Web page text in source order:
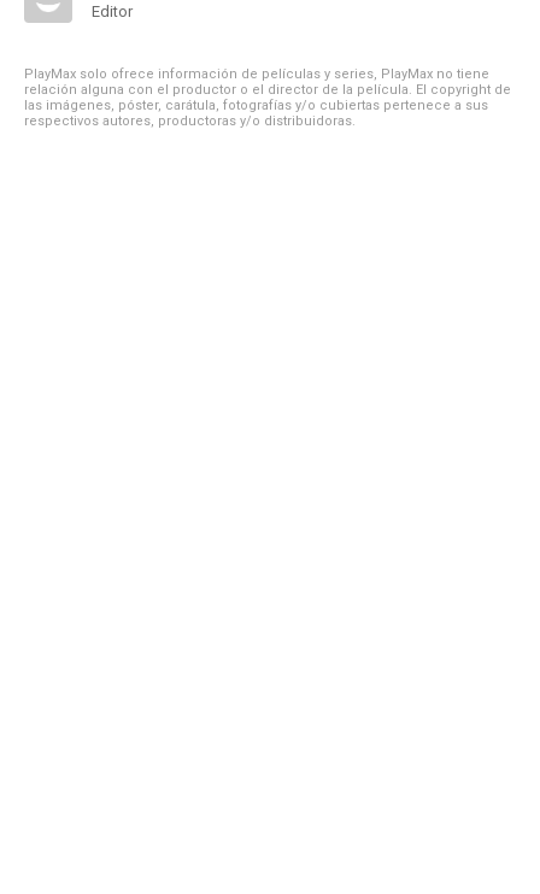
Editor
PlayMax solo ofrece información de películas y series, PlayMax no tiene
relación alguna con el productor o el director de la película. El copyright de
las imágenes, póster, carátula, fotografías y/o cubiertas pertenece a sus
respectivos autores, productoras y/o distribuidoras.